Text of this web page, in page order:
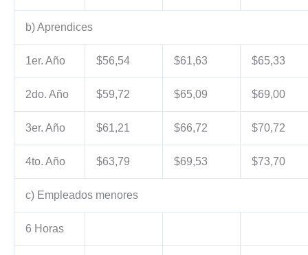
b) Aprendices
1er. Año $56,54 $61,63 $65,33
2do. Año $59,72 $65,09 $69,00
3er. Año $61,21 $66,72 $70,72
4to. Año $63,79 $69,53 $73,70
c) Empleados menores
6 Horas